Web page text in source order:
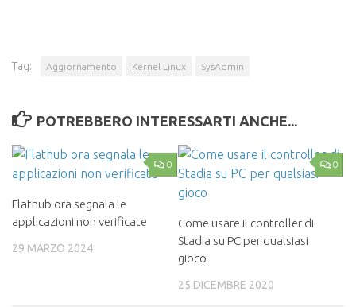
Tag: Aggiornamento Kernel Linux SysAdmin
POTREBBERO INTERESSARTI ANCHE...
0
Flathub ora segnala le
applicazioni non verificate
29 MARZO 2024
0
Come usare il controller di
Stadia su PC per qualsiasi
gioco
25 DICEMBRE 2020